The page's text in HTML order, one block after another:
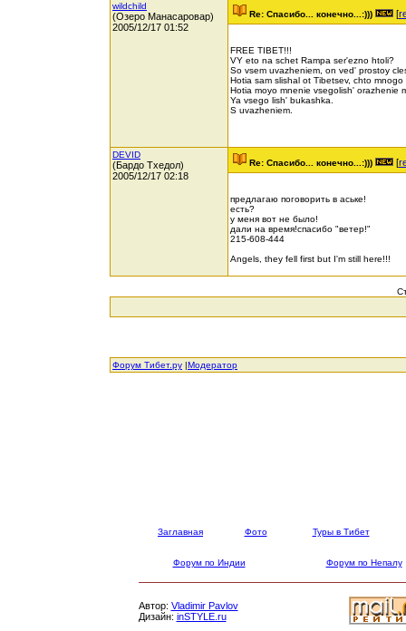
wildchild
(Озеро Манасаровар)
2005/12/17 01:52
Re: Спасибо... конечно...:))) [
FREE TIBET!!!
VY eto na schet Rampa ser'ezno htoli?
So vsem uvazheniem, on ved' prostoy
Hotia sam slishal ot Tibetsev, chto
Hotia moyo mnenie vsegolish' orazhenie
Ya vsego lish' bukashka.
S uvazheniem.
DEVID
(Бардо Тхедол)
2005/12/17 02:18
Re: Спасибо... конечно...:))) [
предлагаю поговорить в аське!
есть?
у меня вот не было!
дали на время!спасибо "ветер!"
215-608-444
Angels, they fell first but I'm still here!!!
Форум Тибет.ру |Модератор
Заглавная Фото Туры в Тибет
Форум по Индии Форум по Непалу
Автор: Vladimir Pavlov
Дизайн: inSTYLE.ru